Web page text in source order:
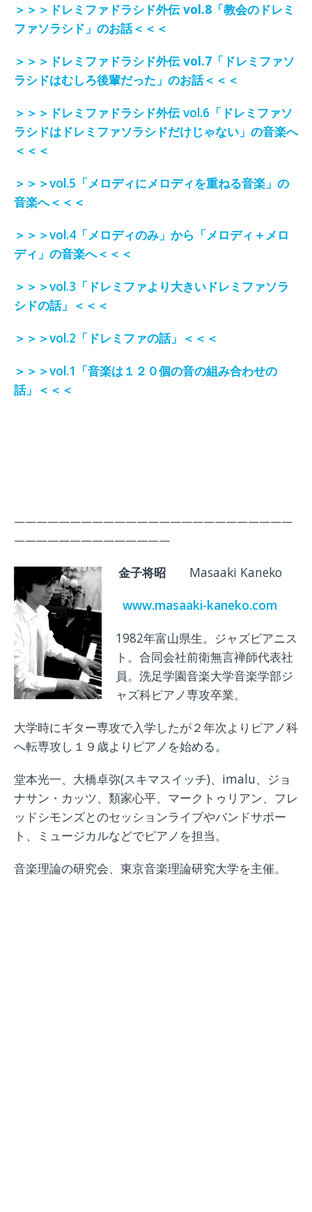
＞＞＞ ドレミファドラシド外伝vol.8「教会のドレミ
ファソラシド 」のお話＜＜＜
＞＞＞ ドレミファドラシド外伝vol.7「 ドレミファソ
ラシドはむしろ後輩だった 」のお話＜＜＜
＞＞＞ ドレミファドラシド外伝vol.6「ドレミファソ
ラシドはドレミファソラシドだけじゃない」の音楽へ
＜＜＜
＞＞＞vol.5「メロディにメロディを重ねる音楽」の
音楽へ＜＜＜
＞＞＞vol.4「メロディのみ」から「メロディ＋メロ
ディ」の音楽へ＜＜＜
＞＞＞vol.3「ドレミファより大きいドレミファソラ
シドの話」＜＜＜
＞＞＞vol.2「ドレミファの話」＜＜＜
＞＞＞vol.1「音楽は１２０個の音の組み合わせの
話」＜＜＜
—————————————————————————
——————————————
金子将昭
Masaaki Kaneko
www.masaaki-kaneko.com
1982年富山県生。ジャズピアニス
ト。合同会社前衛無言禅師代表社
員。洗足学園音楽大学音楽学部ジ
ャズ科ピアノ専攻卒業。
大学時にギター専攻で入学したが２年次よりピアノ科
へ転専攻し１９歳よりピアノを始める。
堂本光一、大橋卓弥(スキマスイッチ)、imalu、ジョ
ナサン・カッツ、類家心平、マークトゥリアン、フレ
ッドシモンズとのセッションライブやバンドサポー
ト、ミュージカルなどでピアノを担当。
音楽理論の研究会、東京音楽理論研究大学を主催。